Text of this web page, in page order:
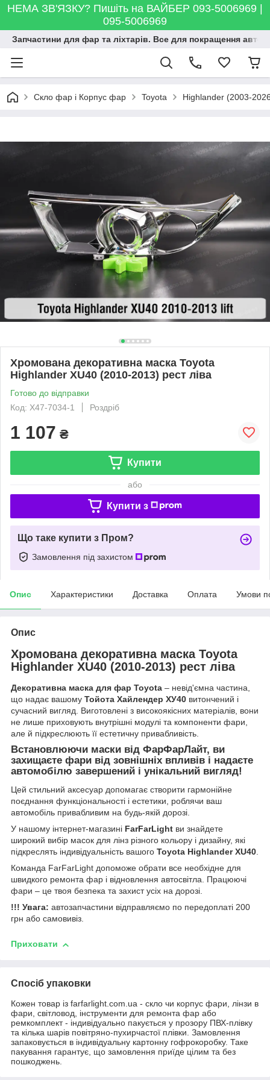
НЕМА ЗВ'ЯЗКУ? Пишіть на ВАЙБЕР 093-5006969 |
095-5006969
Запчастини для фар та ліхтарів. Все для покращення
Скло фар і Корпус фар Toyota Highlander (2003-
Хромована декоративна маска Toyota
Highlander XU40 (2010-2013) рест ліва
Готово до відправки
Код: X47-7034-1
Роздріб
1 107 ₴
Купити
або
Купити з
Що таке купити з Пром?
Замовлення під захистом
Опис Характеристики Доставка Оплата Умови
Опис
Хромована декоративна маска Toyota
Highlander XU40 (2010-2013) рест ліва
Декоративна маска для фар Toyota – невід'ємна частина,
що надає вашому Тойота Хайлендер ХУ40 витончений і
сучасний вигляд. Виготовлені з високоякісних матеріалів, вони
не лише приховують внутрішні модулі та компоненти фари,
але й підкреслюють її естетичну привабливість.
Встановлюючи маски від ФарФарЛайт, ви
захищаєте фари від зовнішніх впливів і надаєте
автомобілю завершений і унікальний вигляд!
Цей стильний аксесуар допомагає створити гармонійне
поєднання функціональності і естетики, роблячи ваш
автомобіль привабливим на будь-якій дорозі.
У нашому інтернет-магазині FarFarLight ви знайдете
широкий вибір масок для лінз різного кольору і дизайну, які
підкреслять індивідуальність вашого Toyota Highlander XU40.
Команда FarFarLight допоможе обрати все необхідне для
швидкого ремонта фар і відновлення автосвітла. Працюючі
фари – це твоя безпека та захист усіх на дорозі.
!!! Увага: автозапчастини відправляємо по передоплаті 200
грн або самовивіз.
Приховати
Спосіб упаковки
Кожен товар із farfarlight.com.ua - скло чи корпус фари, лінзи в
фари, світловод, інструменти для ремонта фар або
ремкомплект - індивідуально пакується у прозору ПВХ-плівку
та кілька шарів повітряно-пухирчастої плівки. Замовлення
запаковується в індивідуальну картонну гофрокоробку. Таке
пакування гарантує, що замовлення приїде цілим та без
пошкоджень.